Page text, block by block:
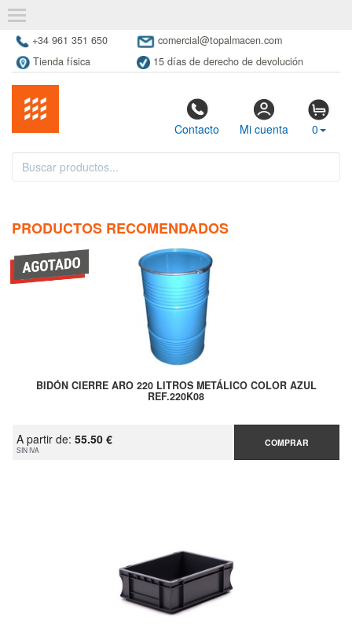
+34 961 351 650
comercial@topalmacen.com
Tienda física
15 días de derecho de devolución
Contacto Mi cuenta 0
PRODUCTOS RECOMENDADOS
BIDÓN CIERRE ARO 220 LITROS METÁLICO COLOR AZUL
REF.220K08
A partir de: 55.50 €
SIN IVA
COMPRAR